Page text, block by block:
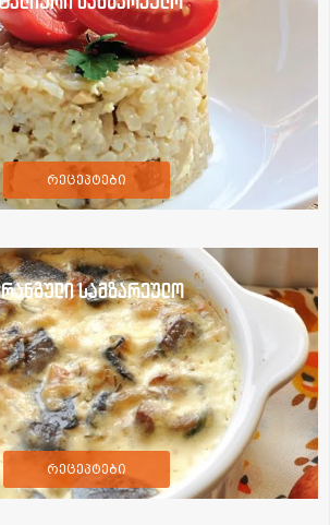
რეცეპტები
სამზარეულო
რეცეპტები